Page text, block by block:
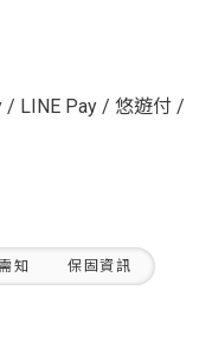
/ LINE Pay / 悠遊付 /
知 保固資訊